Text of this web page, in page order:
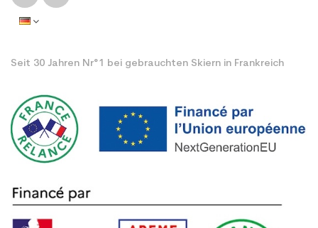
Seit 30 Jahren Nr°1 bei gebrauchten Skiern in Frankreich